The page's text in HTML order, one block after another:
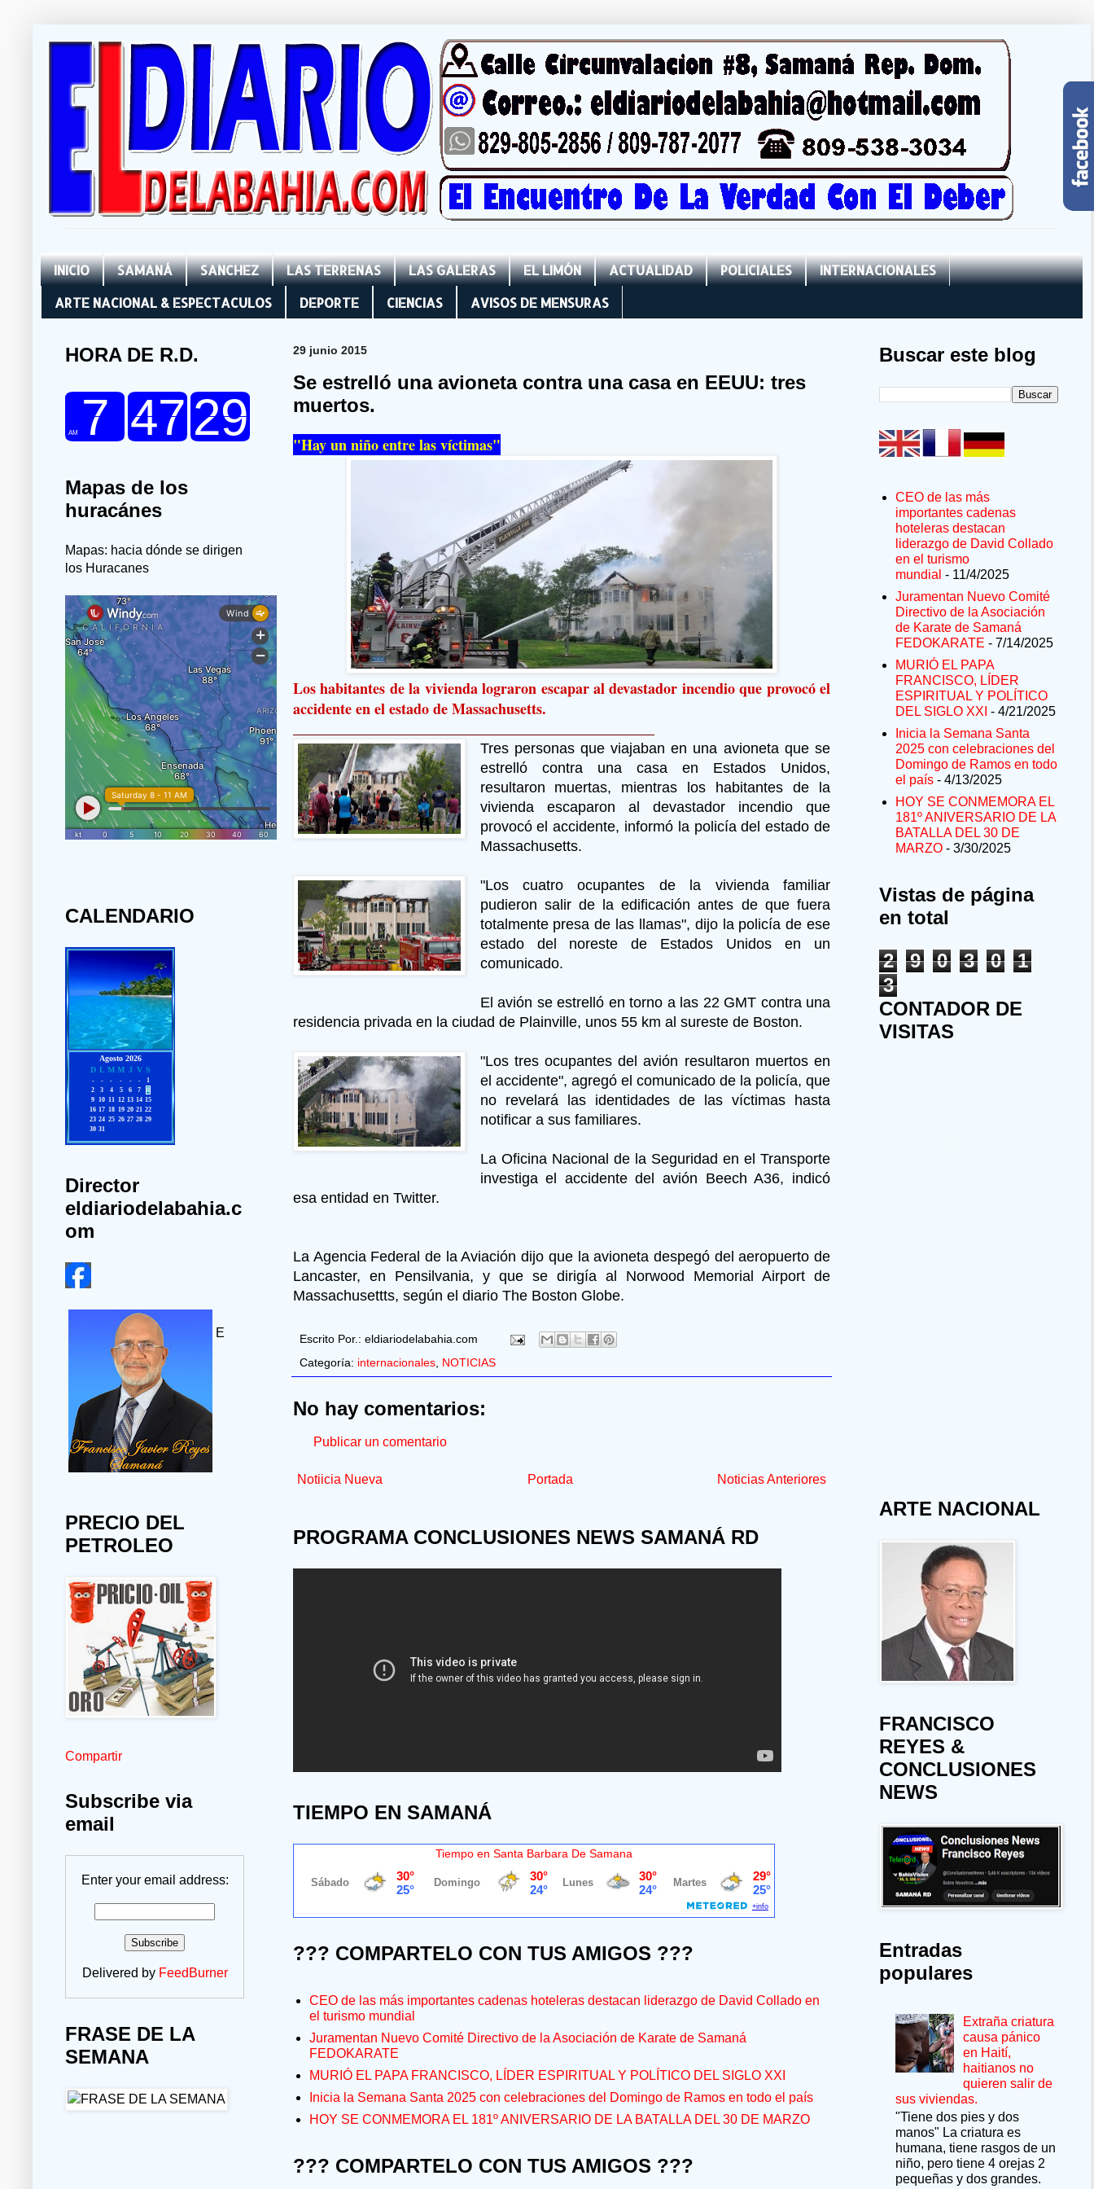
INICIO SAMANÁ SANCHEZ LAS TERRENAS LAS GALERAS EL LIMÓN ACTUALIDAD POLICIALES
INTERNACIONALES
ARTE NACIONAL & ESPECTACULOS
DEPORTE CIENCIAS AVISOS DE MENSURAS
29 junio 2015
Se estrelló una avioneta contra una casa en EEUU: tres
muertos.
"Hay un niño entre las víctimas"
Los habitantes de la vivienda lograron escapar al devastador incendio que provocó el
accidente en el estado de Massachusetts.
Tres personas que viajaban en una avioneta que se
estrelló contra una casa en Estados Unidos,
resultaron muertas, mientras los habitantes de la
vivienda escaparon al devastador incendio que
provocó el accidente, informó la policía del estado de
Massachusetts.
"Los cuatro ocupantes de la vivienda familiar
pudieron salir de la edificación antes de que fuera
totalmente presa de las llamas", dijo la policía de ese
estado del noreste de Estados Unidos en un
comunicado.
El avión se estrelló en torno a las 22 GMT contra una
residencia privada en la ciudad de Plainville, unos 55 km al sureste de Boston.
"Los tres ocupantes del avión resultaron muertos en
el accidente", agregó el comunicado de la policía, que
no revelará las identidades de las víctimas hasta
notificar a sus familiares.
La Oficina Nacional de la Seguridad en el Transporte
investiga el accidente del avión Beech A36, indicó
esa entidad en Twitter.
La Agencia Federal de la Aviación dijo que la avioneta despegó del aeropuerto de
Lancaster, en Pensilvania, y que se dirigía al Norwood Memorial Airport de
Massachusettts, según el diario The Boston Globe.
Escrito Por.: eldiariodelabahia.com
Categoría: internacionales NOTICIAS
No hay comentarios:
Publicar un comentario
Notiicia Nueva Noticias Anteriores
Portada
PROGRAMA CONCLUSIONES NEWS SAMANÁ RD
TIEMPO EN SAMANÁ
Tiempo en Santa Barbara De Samana
??? COMPARTELO CON TUS AMIGOS ???
CEO de las más importantes cadenas hoteleras destacan liderazgo de David Collado en
el turismo mundial
Juramentan Nuevo Comité Directivo de la Asociación de Karate de Samaná
FEDOKARATE
MURIÓ EL PAPA FRANCISCO, LÍDER ESPIRITUAL Y POLÍTICO DEL SIGLO XXI
Inicia la Semana Santa 2025 con celebraciones del Domingo de Ramos en todo el país
HOY SE CONMEMORA EL 181º ANIVERSARIO DE LA BATALLA DEL 30 DE MARZO
??? COMPARTELO CON TUS AMIGOS ???
HORA DE R.D.
Mapas de los
huracánes
Mapas: hacia dónde se dirigen
los Huracanes
CALENDARIO
Director
eldiariodelabahia.c
om
E
PRECIO DEL
PETROLEO
Compartir
Subscribe via
email
Enter your email address:
Delivered by FeedBurner
FRASE DE LA
SEMANA
Buscar este blog
CEO de las más
importantes cadenas
hoteleras destacan
liderazgo de David Collado
en el turismo
mundial - 11/4/2025
Juramentan Nuevo Comité
Directivo de la Asociación
de Karate de Samaná
FEDOKARATE - 7/14/2025
MURIÓ EL PAPA
FRANCISCO, LÍDER
ESPIRITUAL Y POLÍTICO
DEL SIGLO XXI - 4/21/2025
Inicia la Semana Santa
2025 con celebraciones del
Domingo de Ramos en todo
el país - 4/13/2025
HOY SE CONMEMORA EL
181º ANIVERSARIO DE LA
BATALLA DEL 30 DE
MARZO - 3/30/2025
Vistas de página
en total
2
9 0 3 0
1
3
CONTADOR DE
VISITAS
ARTE NACIONAL
FRANCISCO
REYES &
CONCLUSIONES
NEWS
Entradas
populares
Extraña criatura
causa pánico
en Haití,
haitianos no
quieren salir de
sus viviendas.
"Tiene dos pies y dos
manos" La criatura es
humana, tiene rasgos de un
niño, pero tiene 4 orejas 2
pequeñas y dos grandes.